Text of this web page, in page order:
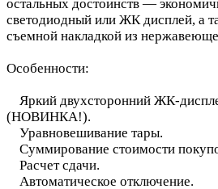
остальных достоинств —
светодиодный или ЖК дисплей, а
съемной накладкой из
Особенности:
Яркий двухсторонний ЖК-
(НОВИНКА!).
Уравновешивание тары.
Суммирование стоимости
Расчет сдачи.
Автоматическое отключение.